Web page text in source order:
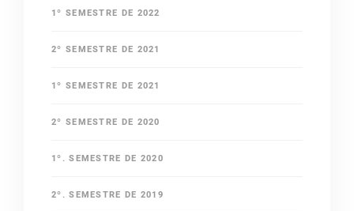
1º SEMESTRE DE 2022
2º SEMESTRE DE 2021
1º SEMESTRE DE 2021
2º SEMESTRE DE 2020
1º. SEMESTRE DE 2020
2º. SEMESTRE DE 2019